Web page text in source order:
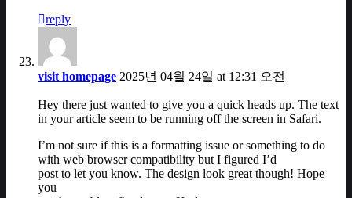
reply
visit homepage 2025년 04월 24일 at 12:31 오전
Hey there just wanted to give you a quick heads up. The text
in your article seem to be running off the screen in Safari.
I’m not sure if this is a formatting issue or something to do
with web browser compatibility but I figured I’d
post to let you know. The design look great though! Hope
you